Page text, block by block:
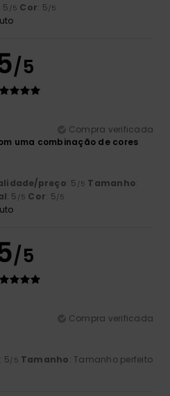
: 5 /5 Cor: 5/5
/5
Compra verificada
uma combinação de cores
preço: 5 /5 Tamanho:
: 5 /5 Cor: 5/5
/5
Compra verificada
: 5/5 Tamanho: Tamanho perfeito